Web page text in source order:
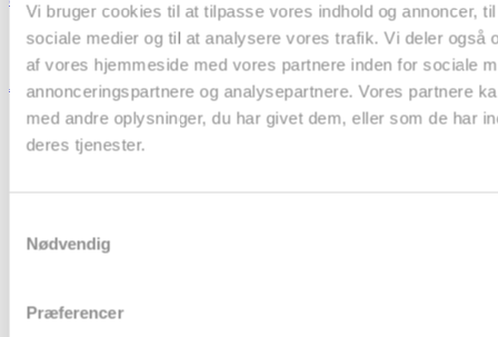
Vi bruger cookies til at tilpasse vores indhold og annoncer,
sociale medier og til at analysere vores trafik. Vi deler også
af vores hjemmeside med vores partnere inden for sociale
annonceringspartnere og analysepartnere. Vores partnere
med andre oplysninger, du har givet dem, eller som de har
deres tjenester.
Nødvendig
Præferencer
Ansøgninger til DASAIM’s forskningsinitiativ